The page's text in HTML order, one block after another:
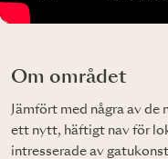
Om området
Jämfört med några av de
ett nytt, häftigt nav för
intresserade av